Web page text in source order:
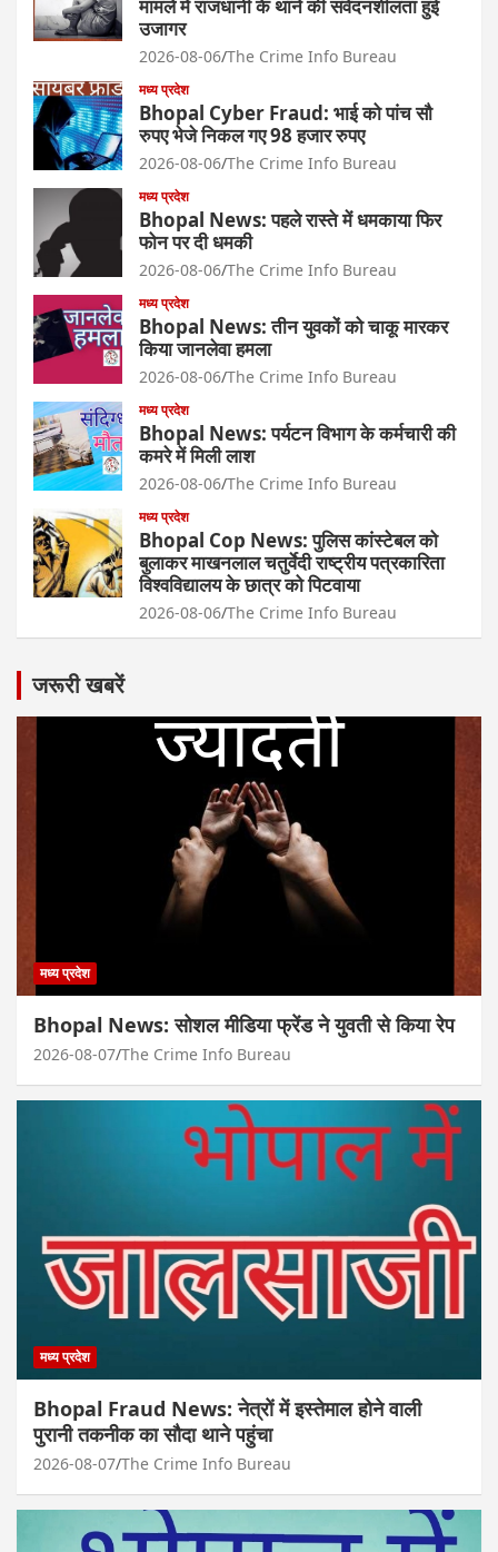
मामले में राजधानी के थाने की संवेदनशीलता हुई
उजागर
2026-08-06 The Crime Info Bureau
मध्य प्रदेश
Bhopal Cyber Fraud: भाई को पांच सौ
रुपए भेजे निकल गए 98 हजार रुपए
2026-08-06 The Crime Info Bureau
मध्य प्रदेश
Bhopal News: पहले रास्ते में धमकाया फिर
फोन पर दी धमकी
2026-08-06 The Crime Info Bureau
मध्य प्रदेश
Bhopal News: तीन युवकों को चाकू मारकर
किया जानलेवा हमला
2026-08-06 The Crime Info Bureau
मध्य प्रदेश
Bhopal News: पर्यटन विभाग के कर्मचारी की
कमरे में मिली लाश
2026-08-06 The Crime Info Bureau
मध्य प्रदेश
Bhopal Cop News: पुलिस कांस्टेबल को
बुलाकर माखनलाल चतुर्वेदी राष्ट्रीय पत्रकारिता
विश्वविद्यालय के छात्र को पिटवाया
2026-08-06 The Crime Info Bureau
जरूरी खबरें
मध्य प्रदेश
Bhopal News: सोशल मीडिया फ्रेंड ने युवती से किया रेप
2026-08-07 The Crime Info Bureau
मध्य प्रदेश
Bhopal Fraud News: नेत्रों में इस्तेमाल होने वाली
पुरानी तकनीक का सौदा थाने पहुंचा
2026-08-07 The Crime Info Bureau